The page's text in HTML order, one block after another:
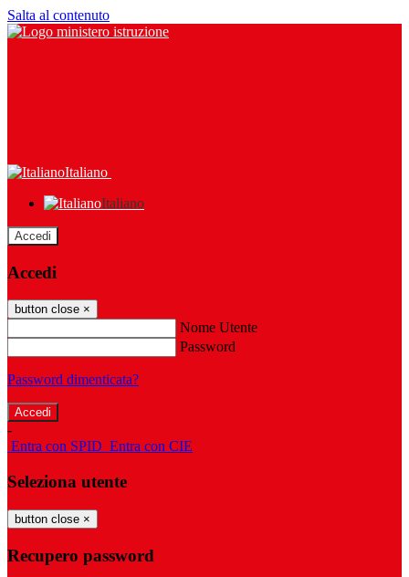
Salta al contenuto
Italiano
Italiano
Accedi
Accedi
button close ×
Nome Utente
Password
Password dimenticata?
-
Entra con SPID Entra con CIE
Seleziona utente
button close ×
Recupero password